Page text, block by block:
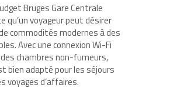
Bruges Gare Centrale
qu’un voyageur peut désirer
commodités modernes à des
Avec une connexion Wi-Fi
chambres non-fumeurs,
bien adapté pour les séjours
voyages d’affaires.